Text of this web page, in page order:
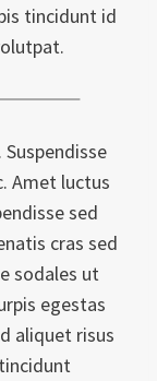
tincidunt id
Amet luctus
sed
cras sed
sodales ut
egestas
aliquet risus